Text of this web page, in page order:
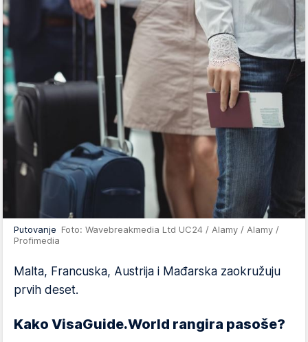
Putovanje Foto: Wavebreakmedia Ltd UC24 / Alamy / Alamy /
Profimedia
Malta, Francuska, Austrija i Mađarska zaokružuju
prvih deset.
Kako VisaGuide.World rangira pasoše?